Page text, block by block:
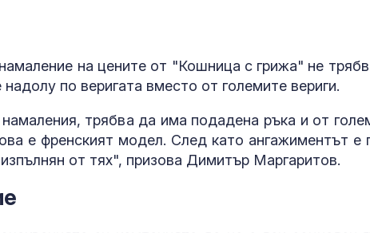
на цените от "Кошница с грижа" не
по веригата вместо от големите вериги.
трябва да има подадена ръка и от
е френският модел. След като ангажиментът е
от тях", призова Димитър Маргаритов.